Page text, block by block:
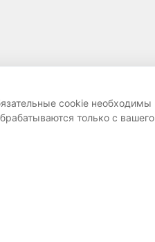
cookie необходимы
только с вашего